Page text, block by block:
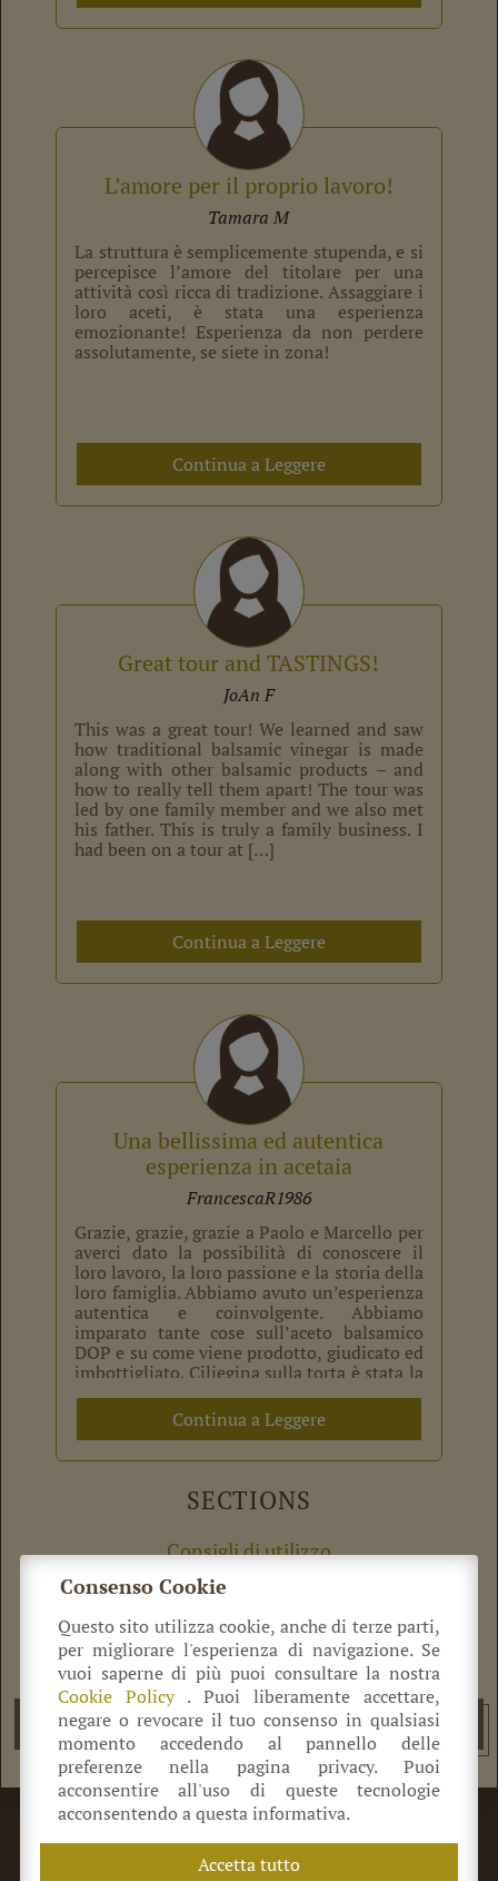
L’amore per il proprio lavoro!
Tamara M
La struttura è semplicemente stupenda, e si
percepisce l’amore del titolare per una
attività così ricca di tradizione. Assaggiare i
loro aceti, è stata una esperienza
emozionante! Esperienza da non perdere
assolutamente, se siete in zona!
Continua a Leggere
Great tour and TASTINGS!
JoAn F
This was a great tour! We learned and saw
how traditional balsamic vinegar is made
along with other balsamic products – and
how to really tell them apart! The tour was
led by one family member and we also met
his father. This is truly a family business. I
had been on a tour at […]
Continua a Leggere
Una bellissima ed autentica
esperienza in acetaia
FrancescaR1986
Grazie, grazie, grazie a Paolo e Marcello per
averci dato la possibilità di conoscere il
loro lavoro, la loro passione e la storia della
loro famiglia. Abbiamo avuto un’esperienza
autentica e coinvolgente. Abbiamo
imparato tante cose sull’aceto balsamico
DOP e su come viene prodotto, giudicato ed
imbottigliato. Ciliegina sulla torta è stata la
degustazione di […]
Continua a Leggere
SECTIONS
Consigli di utilizzo
Rassegna stampa
Dicono di noi
IL RICETTARIO CAVEDONI
Scarica il ricettario
©Azienda Agricola Antica Acetaia Cavedoni dal 1860
+39 320 0822 214
info@acetaiacavedoni.it
Consenso Cookie
Questo sito utilizza cookie, anche di terze parti,
per migliorare l'esperienza di navigazione. Se
vuoi saperne di più puoi consultare la nostra
Cookie Policy . Puoi liberamente accettare,
negare o revocare il tuo consenso in qualsiasi
momento accedendo al pannello delle
preferenze nella pagina privacy. Puoi
acconsentire all'uso di queste tecnologie
acconsentendo a questa informativa.
Accetta tutto